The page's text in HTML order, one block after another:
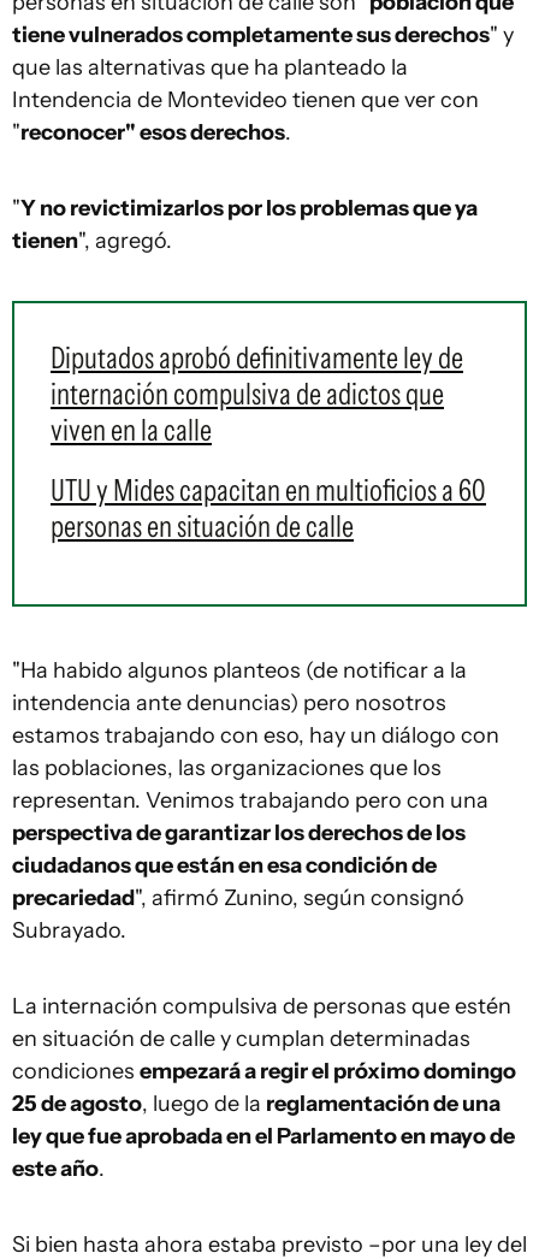
tiene vulnerados completamente sus derechos" y
que las alternativas que ha planteado la
Intendencia de Montevideo tienen que ver con
"reconocer" esos derechos.
"Y no revictimizarlos por los problemas que ya
tienen", agregó.
Diputados aprobó definitivamente ley de
internación compulsiva de adictos que
viven en la calle
UTU y Mides capacitan en multioficios a 60
personas en situación de calle
"Ha habido algunos planteos (de notificar a la
intendencia ante denuncias) pero nosotros
estamos trabajando con eso, hay un diálogo con
las poblaciones, las organizaciones que los
representan. Venimos trabajando pero con una
perspectiva de garantizar los derechos de los
ciudadanos que están en esa condición de
precariedad", afirmó Zunino, según consignó
Subrayado.
La internación compulsiva de personas que estén
en situación de calle y cumplan determinadas
condiciones empezará a regir el próximo domingo
25 de agosto, luego de la reglamentación de una
ley que fue aprobada en el Parlamento en mayo de
este año.
Si bien hasta ahora estaba previsto –por una ley del